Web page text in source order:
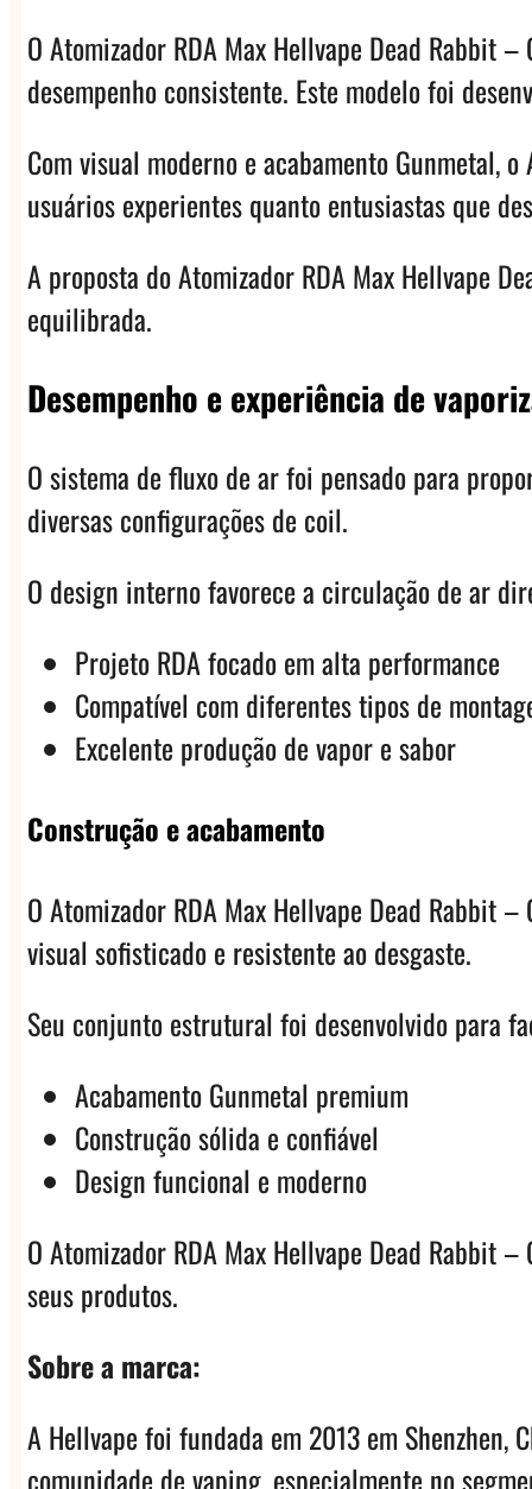
O Atomizador RDA Max Hellvape Dead Rabbit
desempenho consistente. Este modelo foi
Com visual moderno e acabamento Gunmetal,
usuários experientes quanto entusiastas que
A proposta do Atomizador RDA Max Hellvape
equilibrada.
Desempenho e experiência de
O sistema de fluxo de ar foi pensado para
diversas configurações de coil.
O design interno favorece a circulação de ar
Projeto RDA focado em alta performance
Compatível com diferentes tipos de
Excelente produção de vapor e sabor
Construção e acabamento
O Atomizador RDA Max Hellvape Dead Rabbit
visual sofisticado e resistente ao desgaste.
Seu conjunto estrutural foi desenvolvido para
Acabamento Gunmetal premium
Construção sólida e confiável
Design funcional e moderno
O Atomizador RDA Max Hellvape Dead Rabbit
seus produtos.
Sobre a marca:
A Hellvape foi fundada em 2013 em Shenzhen,
comunidade de vaping, especialmente no